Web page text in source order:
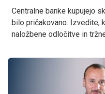
Centralne banke kupujejo
bilo pričakovano. Izvedite,
naložbene odločitve in